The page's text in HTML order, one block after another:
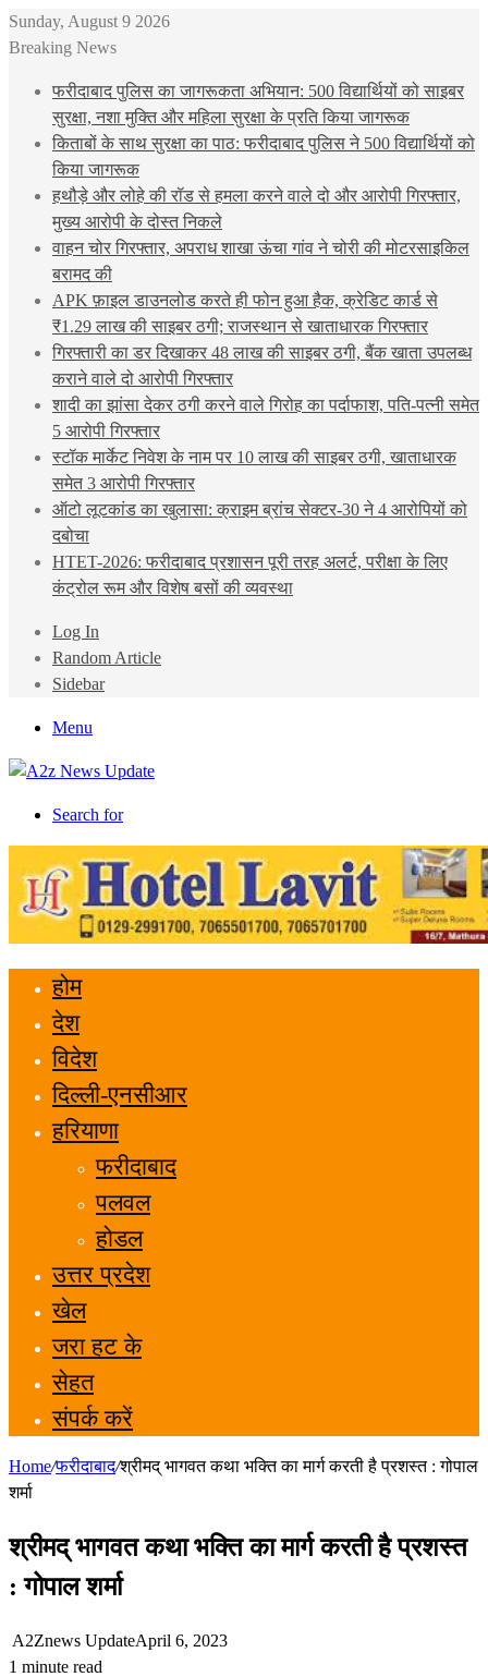
Sunday, August 9 2026
Breaking News
फरीदाबाद पुलिस का जागरूकता अभियान: 500 विद्यार्थियों को साइबर
सुरक्षा, नशा मुक्ति और महिला सुरक्षा के प्रति किया जागरूक
किताबों के साथ सुरक्षा का पाठ: फरीदाबाद पुलिस ने 500 विद्यार्थियों को
किया जागरूक
हथौड़े और लोहे की रॉड से हमला करने वाले दो और आरोपी गिरफ्तार,
मुख्य आरोपी के दोस्त निकले
वाहन चोर गिरफ्तार, अपराध शाखा ऊंचा गांव ने चोरी की मोटरसाइकिल
बरामद की
APK फ़ाइल डाउनलोड करते ही फोन हुआ हैक, क्रेडिट कार्ड से
₹1.29 लाख की साइबर ठगी; राजस्थान से खाताधारक गिरफ्तार
गिरफ्तारी का डर दिखाकर 48 लाख की साइबर ठगी, बैंक खाता उपलब्ध
कराने वाले दो आरोपी गिरफ्तार
शादी का झांसा देकर ठगी करने वाले गिरोह का पर्दाफाश, पति-पत्नी समेत
5 आरोपी गिरफ्तार
स्टॉक मार्केट निवेश के नाम पर 10 लाख की साइबर ठगी, खाताधारक
समेत 3 आरोपी गिरफ्तार
ऑटो लूटकांड का खुलासा: क्राइम ब्रांच सेक्टर-30 ने 4 आरोपियों को
दबोचा
HTET-2026: फरीदाबाद प्रशासन पूरी तरह अलर्ट, परीक्षा के लिए
कंट्रोल रूम और विशेष बसों की व्यवस्था
Log In
Random Article
Sidebar
Menu
Search for
होम
देश
विदेश
दिल्ली-एनसीआर
हरियाणा
फरीदाबाद
पलवल
होडल
उत्तर प्रदेश
खेल
जरा हट के
सेहत
संपर्क करें
Home/फरीदाबाद/श्रीमद् भागवत कथा भक्ति का मार्ग करती है प्रशस्त : गोपाल
शर्मा
श्रीमद् भागवत कथा भक्ति का मार्ग करती है प्रशस्त
: गोपाल शर्मा
A2Znews UpdateApril 6, 2023
1 minute read